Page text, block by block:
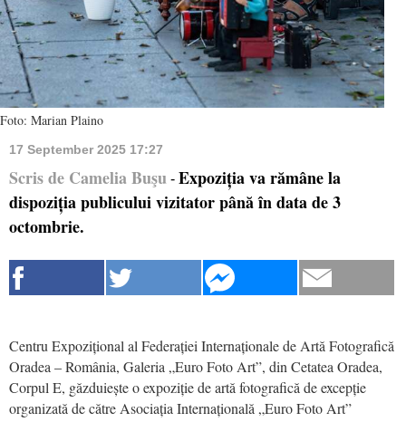
Foto: Marian Plaino
17 September 2025 17:27
Scris de Camelia Buşu - Expoziția va rămâne la
dispoziția publicului vizitator până în data de 3
octombrie.
Centru Expozițional al Federației Internaționale de Artă Fotografică
Oradea – România, Galeria „Euro Foto Art”, din Cetatea Oradea,
Corpul E, găzduiește o expoziție de artă fotografică de excepție
organizată de către Asociația Internațională „Euro Foto Art”